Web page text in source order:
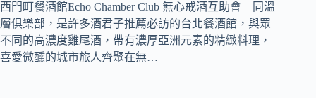
西門町餐酒館Echo Chamber Club 無心戒酒互助會 – 同溫
層俱樂部，是許多酒君子推薦必訪的台北餐酒館，與眾
不同的高濃度雞尾酒，帶有濃厚亞洲元素的精緻料理，
喜愛微醺的城市旅人齊聚在無…